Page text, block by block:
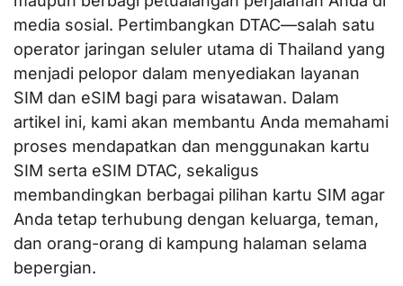
media sosial. Pertimbangkan DTAC—salah satu
operator jaringan seluler utama di Thailand yang
menjadi pelopor dalam menyediakan layanan
SIM dan eSIM bagi para wisatawan. Dalam
artikel ini, kami akan membantu Anda memahami
proses mendapatkan dan menggunakan kartu
SIM serta eSIM DTAC, sekaligus
membandingkan berbagai pilihan kartu SIM agar
Anda tetap terhubung dengan keluarga, teman,
dan orang-orang di kampung halaman selama
bepergian.